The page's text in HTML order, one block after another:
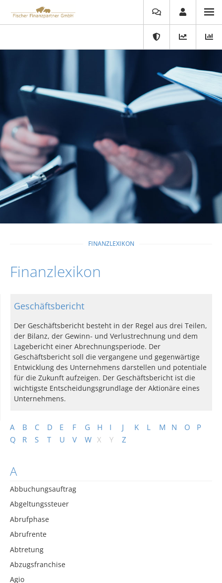
FINANZLEXIKON
Finanzlexikon
A B C D E F G H I J K L M N O
P
Q
R S T U V W X Y Z
A
Abbuchungsauftrag
Abgeltungssteuer
Abrufphase
Abrufrente
Abtretung
Abzugsfranchise
Agio
Geschäftsbericht
Der Geschäftsbericht besteht in der Regel aus drei Teilen,
der Bilanz, der Gewinn- und Verlustrechnung und dem
Lagebericht einer Abrechnungsperiode. Der
Geschäftsbericht soll die vergangene und gegenwärtige
Entwicklung des Unternehmens darstellen und potentiale
für die Zukunft aufzeigen. Der Geschäftsbericht ist die
wichtigste Entscheidungsgrundlage der Aktionäre eines
Unternehmens.